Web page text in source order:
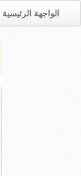
الواجهة الرئيسية